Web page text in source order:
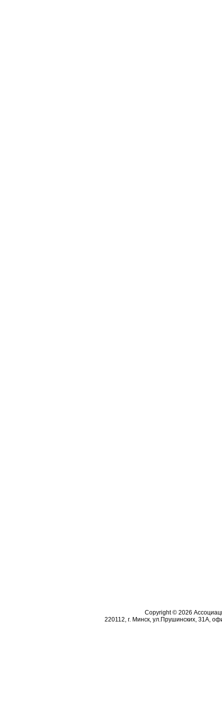
Copyright © 2026
220112, г. Минск, ул.Прушинских, 31А,